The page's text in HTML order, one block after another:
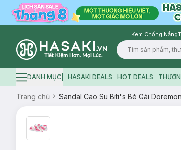
Kem Chống Nắng
Logo
Hamburger icon
DANH MỤC HASAKI DEALS HOT DEALS
Trang chủ Sandal Cao Su Biti's Bé Gái